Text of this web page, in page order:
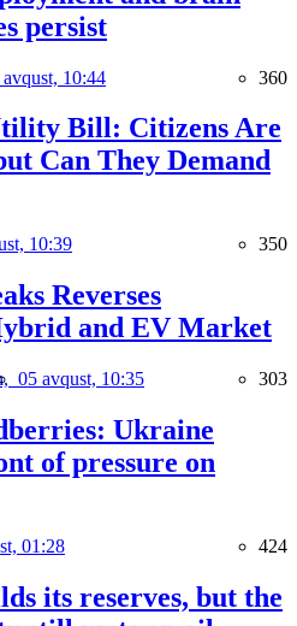
persist
10:44 360
Bill: Citizens Are
Can They Demand
10:39 350
Reverses
and EV Market
05 avqust, 10:35 303
Ukraine
of pressure on
01:28 424
its reserves, but the